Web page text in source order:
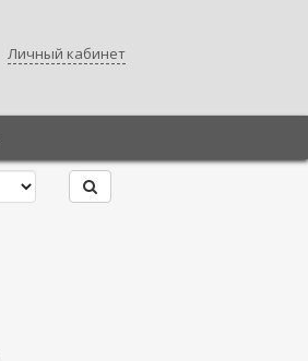
Личный кабинет